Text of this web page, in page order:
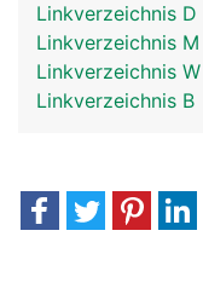
Linkverzeichnis D
Linkverzeichnis M
Linkverzeichnis W
Linkverzeichnis B